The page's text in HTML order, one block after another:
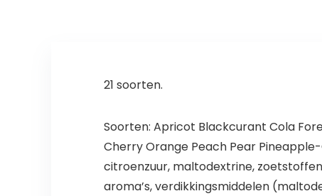
21 soorten.
Soorten: Apricot Blackcurant Cola
Cherry Orange Peach Pear
citroenzuur, maltodextrine,
aroma’s, verdikkingsmiddelen